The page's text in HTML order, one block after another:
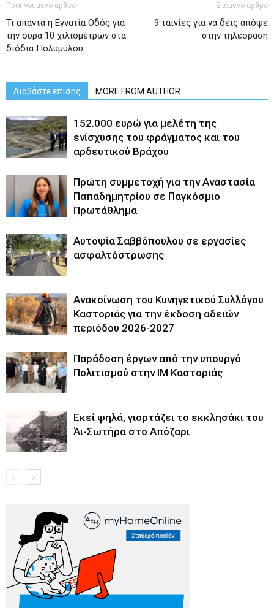
Προηγούμενο άρθρο
Τι απαντά η Εγνατία Οδός για
την ουρά 10 χιλιομέτρων στα
διόδια Πολυμύλου
Επόμενο άρθρο
9 ταινίες για να δεις απόψε
στην τηλεόραση
Διαβάστε επίσης MORE FROM AUTHOR
152.000 ευρώ για μελέτη της
ενίσχυσης του φράγματος και του
αρδευτικού Βράχου
Πρώτη συμμετοχή για την Αναστασία
Παπαδημητρίου σε Παγκόσμιο
Πρωτάθλημα
Αυτοψία Σαββόπουλου σε εργασίες
ασφαλτόστρωσης
Ανακοίνωση του Κυνηγετικού Συλλόγου
Καστοριάς για την έκδοση αδειών
περιόδου 2026-2027
Παράδοση έργων από την υπουργό
Πολιτισμού στην ΙΜ Καστοριάς
Εκεί ψηλά, γιορτάζει το εκκλησάκι του
Άι-Σωτήρα στο Απόζαρι